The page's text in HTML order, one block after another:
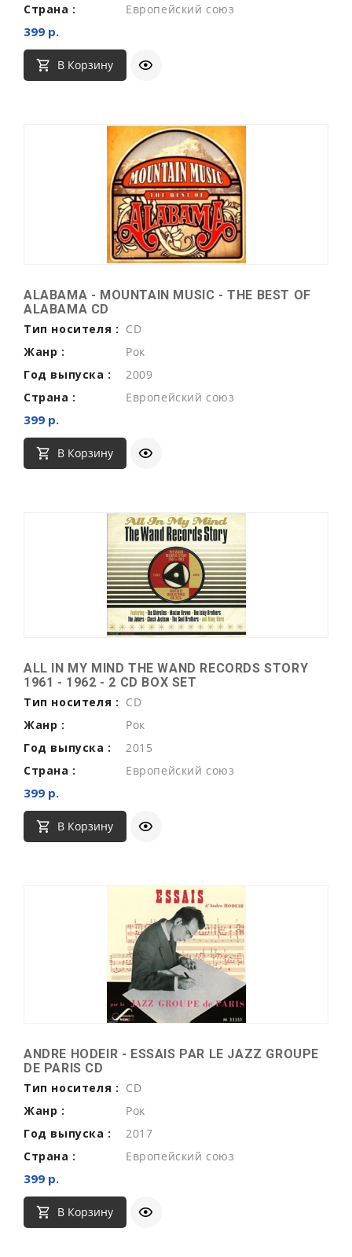
Страна :
Европейский союз
399 р.
В Корзину
ALABAMA - MOUNTAIN MUSIC - THE BEST OF
ALABAMA CD
Тип носителя : CD
Жанр :
Рок
Год выпуска :
2009
Страна :
Европейский союз
399 р.
В Корзину
ALL IN MY MIND THE WAND RECORDS STORY
1961 - 1962 - 2 CD BOX SET
Тип носителя : CD
Жанр :
Рок
Год выпуска :
2015
Страна :
Европейский союз
399 р.
В Корзину
ANDRE HODEIR - ESSAIS PAR LE JAZZ GROUPE
DE PARIS CD
Тип носителя : CD
Жанр :
Рок
Год выпуска :
2017
Страна :
Европейский союз
399 р.
В Корзину